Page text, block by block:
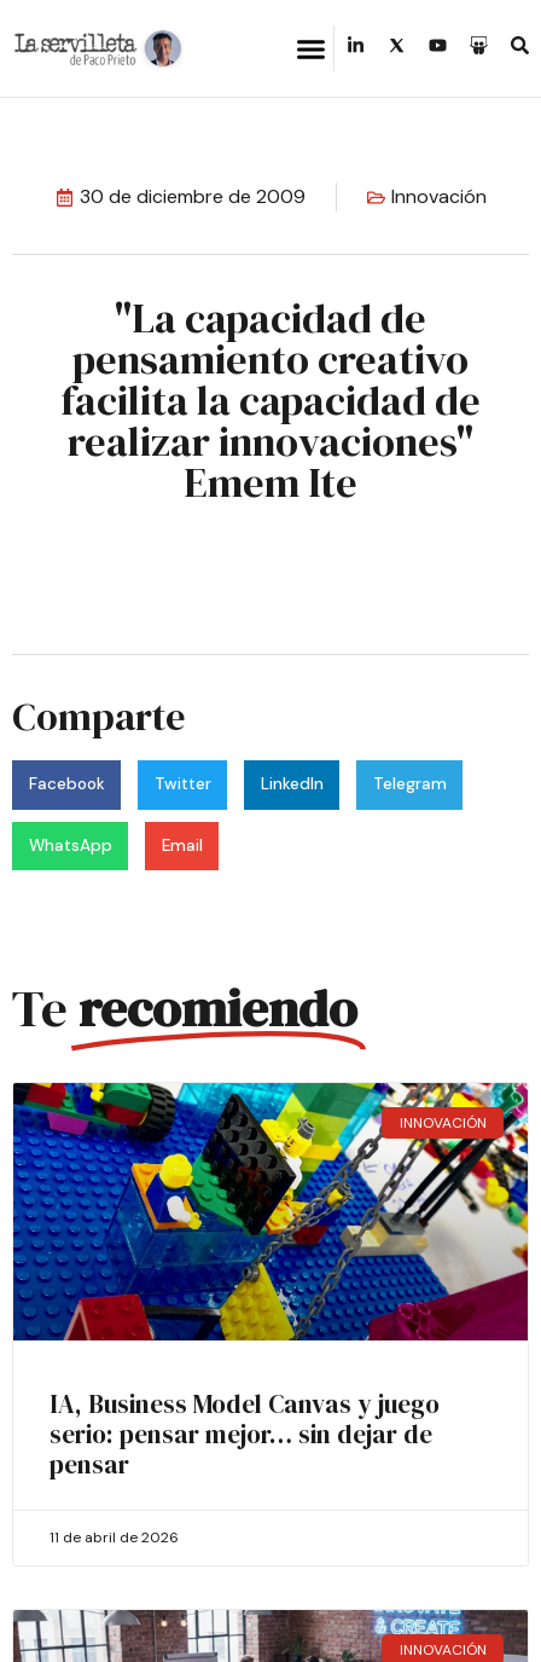
30 de diciembre de 2009 Innovación
"La capacidad de
pensamiento creativo
facilita la capacidad de
realizar innovaciones"
Emem Ite
Comparte
Facebook Twitter LinkedIn Telegram
WhatsApp Email
Terecomiendo
INNOVACIÓN
IA, Business Model Canvas y juego
serio: pensar mejor… sin dejar de
pensar
11 de abril de 2026
INNOVACIÓN